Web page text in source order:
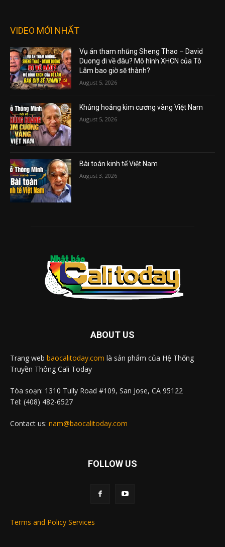
VIDEO MỚI NHẤT
Vụ án tham nhũng Sheng Thao – David
Duong đi về đâu? Mô hình XHCN của Tô
Lâm bao giờ sẽ thành?
August 5, 2026
Khủng hoảng kim cương vàng Việt Nam
August 5, 2026
Bài toán kinh tế Việt Nam
August 3, 2026
ABOUT US
Trang web baocalitoday.com là sản phẩm của Hệ Thống
Truyền Thông Cali Today
Tòa soạn: 1310 Tully Road #109, San Jose, CA 95122
Tel: (408) 482-6527
Contact us: nam@baocalitoday.com
FOLLOW US
Terms and Policy Services